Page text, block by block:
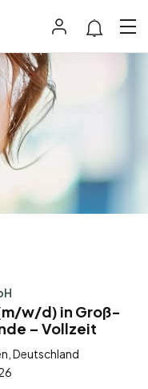
w/d) in Groß-
– Vollzeit
Deutschland